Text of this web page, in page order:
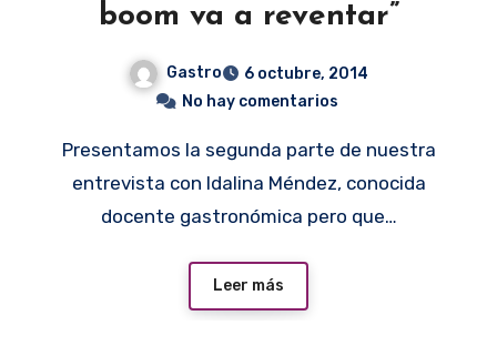
boom va a reventar”
Gastro
6 octubre, 2014
No hay comentarios
Presentamos la segunda parte de nuestra
entrevista con Idalina Méndez, conocida
docente gastronómica pero que…
Leer más